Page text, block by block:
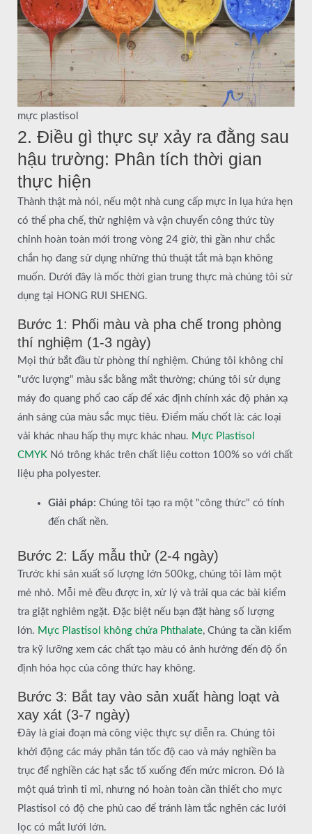
mực plastisol
2. Điều gì thực sự xảy ra đằng sau
hậu trường: Phân tích thời gian
thực hiện
Thành thật mà nói, nếu một nhà cung cấp mực in lụa hứa hẹn
có thể pha chế, thử nghiệm và vận chuyển công thức tùy
chỉnh hoàn toàn mới trong vòng 24 giờ, thì gần như chắc
chắn họ đang sử dụng những thủ thuật tắt mà bạn không
muốn. Dưới đây là mốc thời gian trung thực mà chúng tôi sử
dụng tại HONG RUI SHENG.
Bước 1: Phối màu và pha chế trong phòng
thí nghiệm (1-3 ngày)
Mọi thứ bắt đầu từ phòng thí nghiệm. Chúng tôi không chỉ
"ước lượng" màu sắc bằng mắt thường; chúng tôi sử dụng
máy đo quang phổ cao cấp để xác định chính xác độ phản xạ
ánh sáng của màu sắc mục tiêu. Điểm mấu chốt là: các loại
vải khác nhau hấp thụ mực khác nhau. Mực Plastisol
CMYK Nó trông khác trên chất liệu cotton 100% so với chất
liệu pha polyester.
Giải pháp: Chúng tôi tạo ra một "công thức" có tính
đến chất nền.
Bước 2: Lấy mẫu thử (2-4 ngày)
Trước khi sản xuất số lượng lớn 500kg, chúng tôi làm một
mẻ nhỏ. Mỗi mẻ đều được in, xử lý và trải qua các bài kiểm
tra giặt nghiêm ngặt. Đặc biệt nếu bạn đặt hàng số lượng
lớn. Mực Plastisol không chứa Phthalate, Chúng ta cần kiểm
tra kỹ lưỡng xem các chất tạo màu có ảnh hưởng đến độ ổn
định hóa học của công thức hay không.
Bước 3: Bắt tay vào sản xuất hàng loạt và
xay xát (3-7 ngày)
Đây là giai đoạn mà công việc thực sự diễn ra. Chúng tôi
khởi động các máy phân tán tốc độ cao và máy nghiền ba
trục để nghiền các hạt sắc tố xuống đến mức micron. Đó là
một quá trình tỉ mỉ, nhưng nó hoàn toàn cần thiết cho mực
Plastisol có độ che phủ cao để tránh làm tắc nghẽn các lưới
lọc có mắt lưới lớn.